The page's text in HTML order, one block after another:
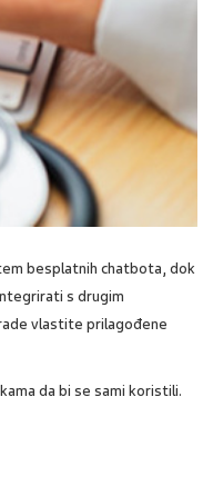
besplatnih chatbota, dok
s drugim
vlastite prilagođene
da bi se sami koristili.